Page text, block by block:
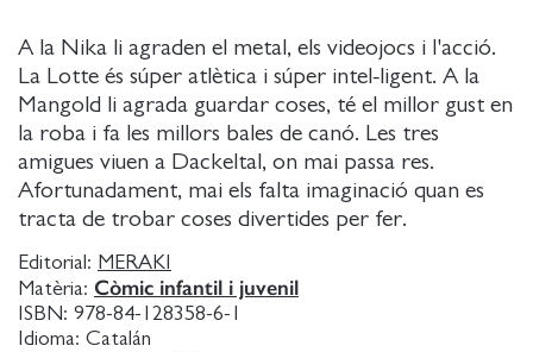
A la Nika li agraden el metal, els videojocs i l'acció.
La Lotte és súper atlètica i súper intel-ligent. A la
Mangold li agrada guardar coses, té el millor gust en
la roba i fa les millors bales de canó. Les tres
amigues viuen a Dackeltal, on mai passa res.
Afortunadament, mai els falta imaginació quan es
tracta de trobar coses divertides per fer.
Editorial: MERAKI
Matèria: Còmic infantil i juvenil
ISBN: 978-84-128358-6-1
Idioma: Catalán